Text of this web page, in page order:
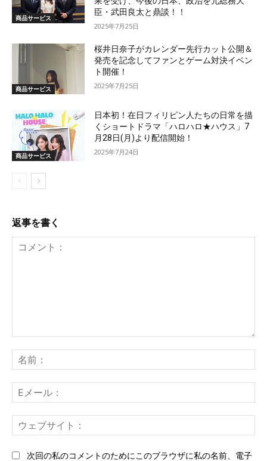
商品サービス
臣・武田良太と鼎談！！
2025年7月25日
商品サービス
桜井日奈子がカレンダー先行カット公開＆
発売を記念してファンとゲーム対決イベン
ト開催！
2025年7月25日
商品サービス
日本初！在日フィリピン人たちの日常を描
くショートドラマ「ハロハロ★ハウス」7
月28日(月)より配信開始！
2025年7月24日
返事を書く
ン
ト：
前
メ
ー
ェ
次回の私のコメントのためにこのブラウザに私の名前、電子